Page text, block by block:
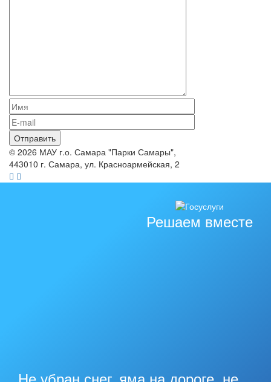
© 2026 МАУ г.о. Самара "Парки Самары",
443010 г. Самара, ул. Красноармейская, 2
Решаем вместе